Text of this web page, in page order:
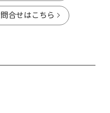
合せはこちら